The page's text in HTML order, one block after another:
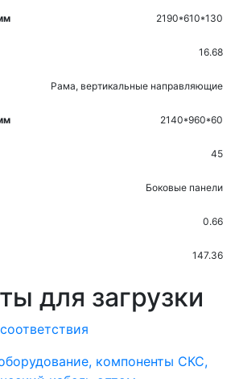
2190*610*130
16.68
Рама, вертикальные направляющие
2140*960*60
45
Боковые панели
0.66
147.36
для загрузки